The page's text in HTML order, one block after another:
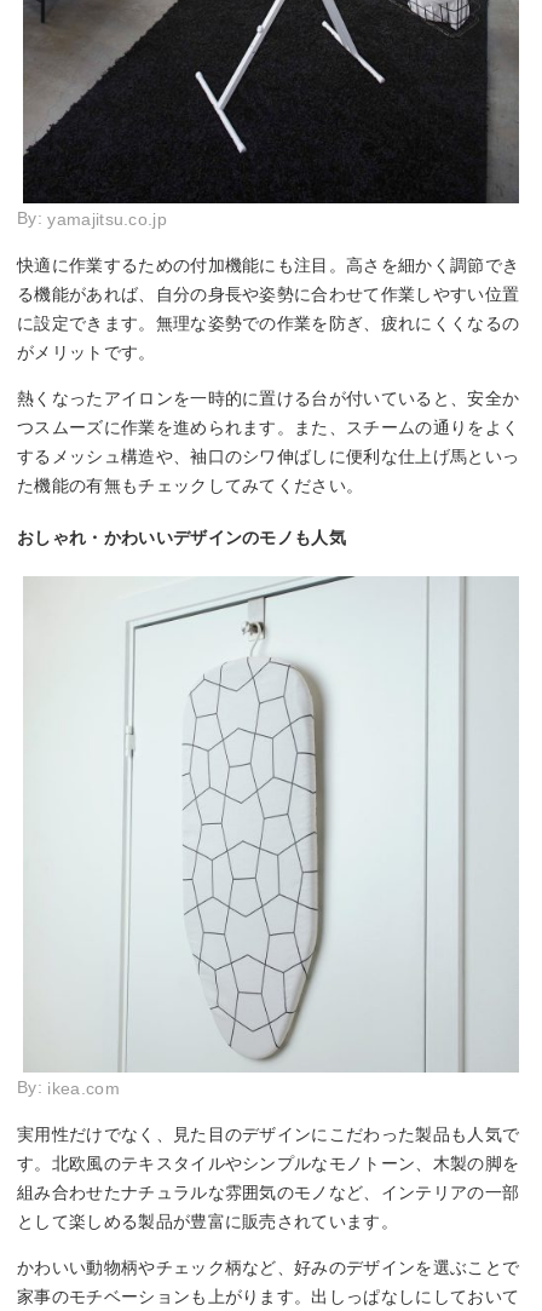
By:yamajitsu.co.jp
快適に作業するための付加機能にも注目。高さを細かく調節でき
る機能があれば、自分の身長や姿勢に合わせて作業しやすい位置
に設定できます。無理な姿勢での作業を防ぎ、疲れにくくなるの
がメリットです。
熱くなったアイロンを一時的に置ける台が付いていると、安全か
つスムーズに作業を進められます。また、スチームの通りをよく
するメッシュ構造や、袖口のシワ伸ばしに便利な仕上げ馬といっ
た機能の有無もチェックしてみてください。
おしゃれ・かわいいデザインのモノも人気
By: ikea.com
実用性だけでなく、見た目のデザインにこだわった製品も人気で
す。北欧風のテキスタイルやシンプルなモノトーン、木製の脚を
組み合わせたナチュラルな雰囲気のモノなど、インテリアの一部
として楽しめる製品が豊富に販売されています。
かわいい動物柄やチェック柄など、好みのデザインを選ぶことで
家事のモチベーションも上がります。出しっぱなしにしておいて